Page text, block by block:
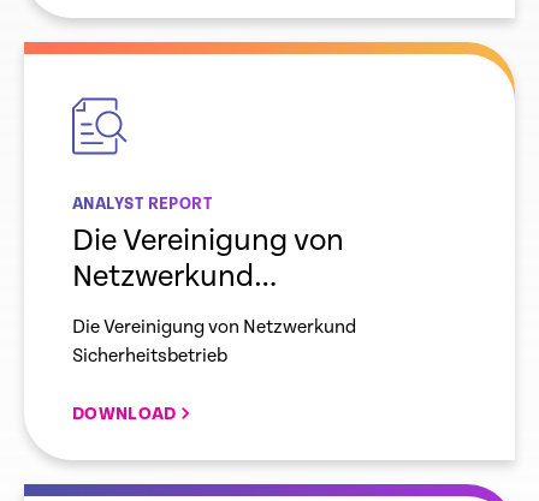
empty
ANALYST REPORT
Die Vereinigung von
Netzwerkund
Sicherheitsbetrieb
Die Vereinigung von Netzwerkund
Sicherheitsbetrieb
DOWNLOAD